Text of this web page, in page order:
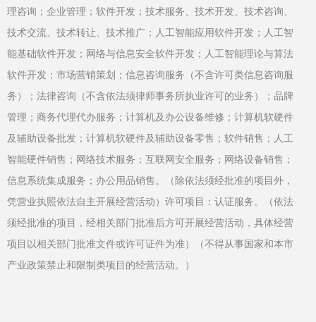
理咨询；企业管理；软件开发；技术服务、技术开发、技术咨询、
技术交流、技术转让、技术推广；人工智能应用软件开发；人工智
能基础软件开发；网络与信息安全软件开发；人工智能理论与算法
软件开发；市场营销策划；信息咨询服务（不含许可类信息咨询服
务）；法律咨询（不含依法须律师事务所执业许可的业务）；品牌
管理；商务代理代办服务；计算机及办公设备维修；计算机软硬件
及辅助设备批发；计算机软硬件及辅助设备零售；软件销售；人工
智能硬件销售；网络技术服务；互联网安全服务；网络设备销售；
信息系统集成服务；办公用品销售。（除依法须经批准的项目外，
凭营业执照依法自主开展经营活动）许可项目：认证服务。（依法
须经批准的项目，经相关部门批准后方可开展经营活动，具体经营
项目以相关部门批准文件或许可证件为准）（不得从事国家和本市
产业政策禁止和限制类项目的经营活动。）